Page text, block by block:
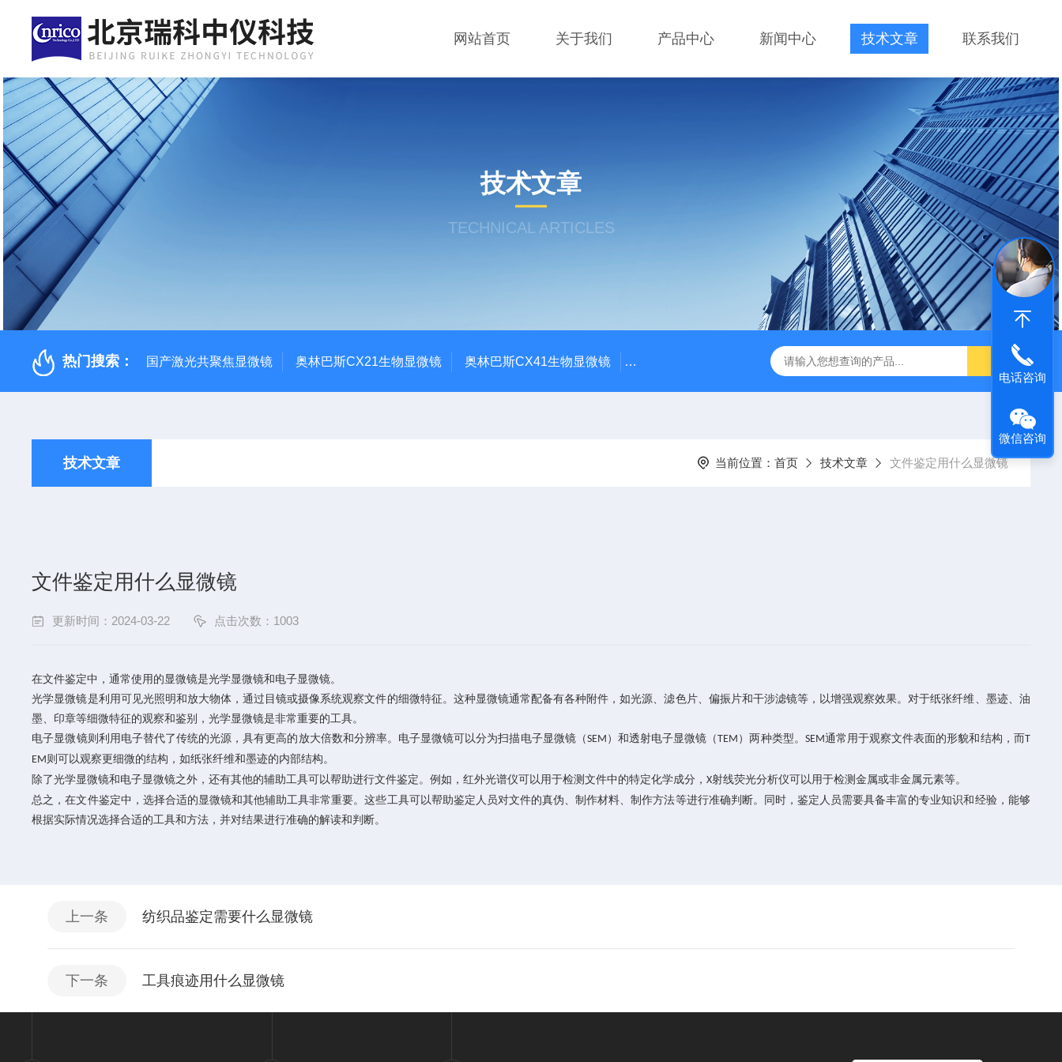
网站首页 关于我们 产品中心 新闻中心 技术文章 联系我们
技术文章
TECHNICAL ARTICLES
热门搜索： 国产激光共聚焦显微镜 奥林巴斯CX21生物显微镜 奥林巴斯CX41生物显微镜 奥林巴斯CX31生物显微镜 QAS 100Lī原位电化学质谱仪 全自动数字
技术文章 当前位置： 首页 技术文章 文件鉴定用什么显微镜
文件鉴定用什么显微镜
更新时间：2024-03-22 点击次数：1003
在文件鉴定中，通常使用的显微镜是光学显微镜和电子显微镜。
光学显微镜是利用可见光照明和放大物体，通过目镜或摄像系统观察文件的细微特征。这种显微镜通常配备有各种附件，如光源、滤色片、偏振片和干涉滤镜等，以增强观察效果。对于纸张纤维、墨迹、油
墨、印章等细微特征的观察和鉴别，光学显微镜是非常重要的工具。
电子显微镜则利用电子替代了传统的光源，具有更高的放大倍数和分辨率。电子显微镜可以分为扫描电子显微镜（SEM ）和透射电子显微镜（TEM ）两种类型。 SEM通常用于观察文件表面的形貌和结构，而T
EM则可以观察更细微的结构，如纸张纤维和墨迹的内部结构。
除了光学显微镜和电子显微镜之外，还有其他的辅助工具可以帮助进行文件鉴定。例如，红外光谱仪可以用于检测文件中的特定化学成分，X射线荧光分析仪可以用于检测金属或非金属元素等。
总之，在文件鉴定中，选择合适的显微镜和其他辅助工具非常重要。这些工具可以帮助鉴定人员对文件的真伪、制作材料、制作方法等进行准确判断。同时，鉴定人员需要具备丰富的专业知识和经验，能够
根据实际情况选择合适的工具和方法，并对结果进行准确的解读和判断。
上一条 纺织品鉴定需要什么显微镜
下一条 工具痕迹用什么显微镜
电话咨询
微信咨询